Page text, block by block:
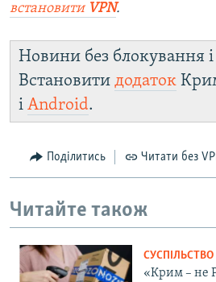
встановити VPN.
Новини без блокування
Встановити додаток
і Android.
Поділитись Читати без
Читайте також
СУСПІЛЬСТВО
«Крим – не